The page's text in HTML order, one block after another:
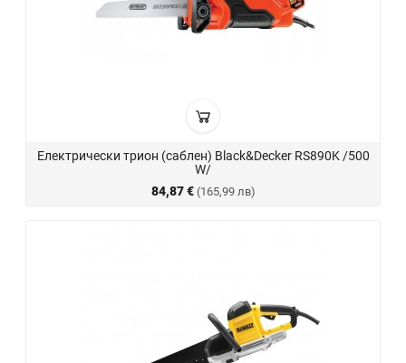
Електрически трион (саблен) Black&Decker RS890K /500
W/
84,87 € (165,99 лв)